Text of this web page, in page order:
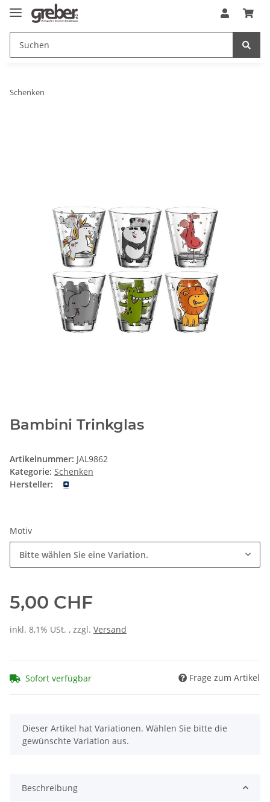
Schenken
Bambini Trinkglas
Artikelnummer: JAL9862
Kategorie: Schenken
Hersteller:
Motiv
Bitte wählen Sie eine Variation.
5,00 CHF
inkl. 8,1% USt. , zzgl. Versand
Sofort verfügbar Frage zum Artikel
x
Dieser Artikel hat Variationen. Wählen Sie bitte die
gewünschte Variation aus.
Beschreibung